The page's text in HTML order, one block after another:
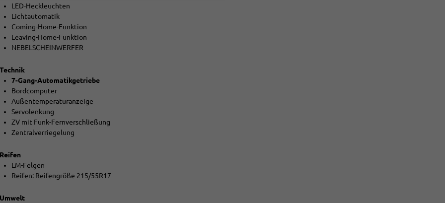
LED-Heckleuchten
Lichtautomatik
Coming-Home-Funktion
Leaving-Home-Funktion
NEBELSCHEINWERFER
Technik
7-Gang-Automatikgetriebe
Bordcomputer
Außentemperaturanzeige
Servolenkung
ZV mit Funk-Fernverschließung
Zentralverriegelung
Reifen
LM-Felgen
Reifen: Reifengröße 215/55R17
Umwelt